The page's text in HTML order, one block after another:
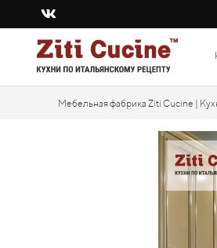
Мебельная фабрика Ziti Cucine |